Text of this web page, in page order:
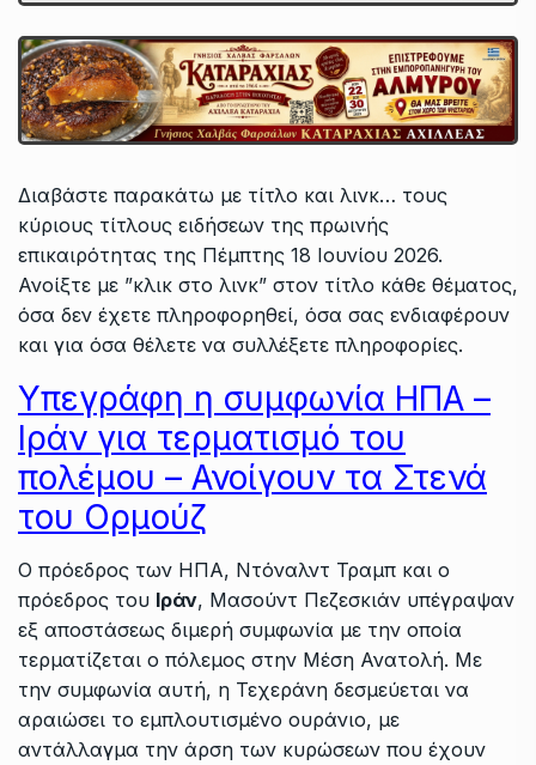
Διαβάστε παρακάτω με τίτλο και λινκ… τους
κύριους τίτλους ειδήσεων της πρωινής
επικαιρότητας της Πέμπτης 18 Ιουνίου 2026.
Ανοίξτε με ”κλικ στο λινκ” στον τίτλο κάθε θέματος,
όσα δεν έχετε πληροφορηθεί, όσα σας ενδιαφέρουν
και για όσα θέλετε να συλλέξετε πληροφορίες.
Υπεγράφη η συμφωνία ΗΠΑ –
Ιράν για τερματισμό του
πολέμου – Ανοίγουν τα Στενά
του Ορμούζ
Ο πρόεδρος των ΗΠΑ, Ντόναλντ Τραμπ και ο
πρόεδρος του Ιράν, Μασούντ Πεζεσκιάν υπέγραψαν
εξ αποστάσεως διμερή συμφωνία με την οποία
τερματίζεται ο πόλεμος στην Μέση Ανατολή. Με
την συμφωνία αυτή, η Τεχεράνη δεσμεύεται να
αραιώσει το εμπλουτισμένο ουράνιο, με
αντάλλαγμα την άρση των κυρώσεων που έχουν